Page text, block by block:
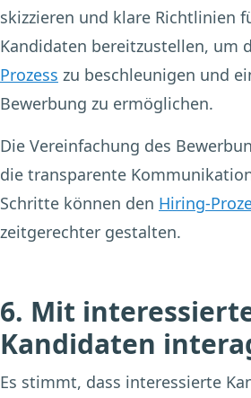
skizzieren und klare Richtlinien
Kandidaten bereitzustellen, um
Prozess zu beschleunigen und
Bewerbung zu ermöglichen.
Die Vereinfachung des
die transparente
Schritte können den Hiring-
zeitgerechter gestalten.
6. Mit
Kandidaten
Es stimmt, dass interessierte